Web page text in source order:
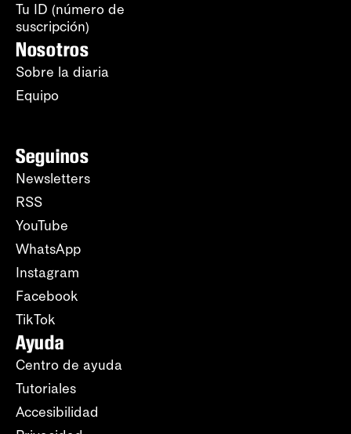
Tu ID (número de
suscripción)
Nosotros
Sobre la diaria
Equipo
Seguinos
Newsletters
RSS
YouTube
WhatsApp
Instagram
Facebook
TikTok
Ayuda
Centro de ayuda
Tutoriales
Accesibilidad